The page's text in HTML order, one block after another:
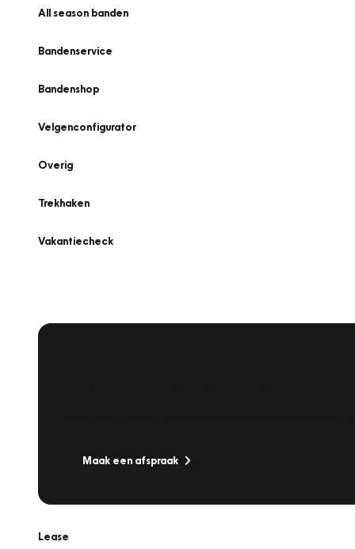
All season banden
Bandenservice
Bandenshop
Velgenconfigurator
Overig
Trekhaken
Vakantiecheck
Maak een afspraak
Lease